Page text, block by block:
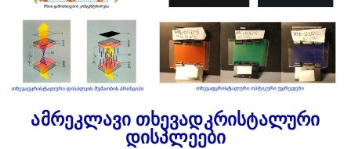
ამრეკლავი თხევადკრისტალური
დისპლეები